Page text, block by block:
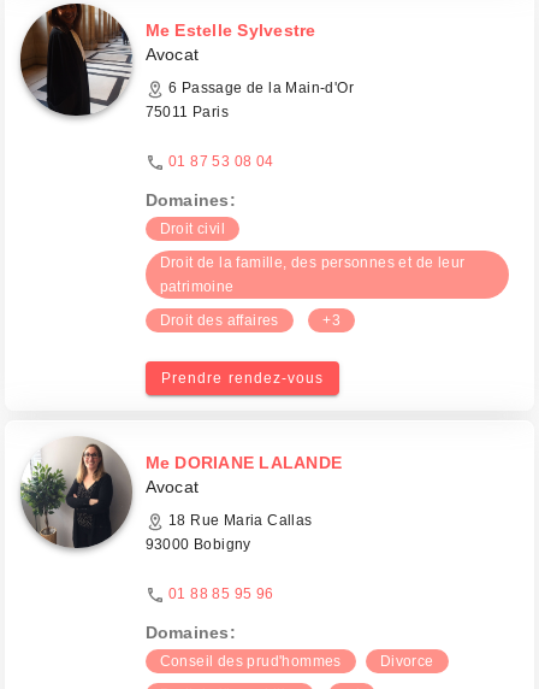
Me Estelle Sylvestre
Avocat
6 Passage de la Main-d'Or
75011 Paris
01 87 53 08 04
Domaines:
Droit civil
Droit de la famille, des personnes et de leur
patrimoine
Droit des affaires
+3
Prendre rendez-vous
Me DORIANE LALANDE
Avocat
18 Rue Maria Callas
93000 Bobigny
01 88 85 95 96
Domaines:
Conseil des prud'hommes
Divorce